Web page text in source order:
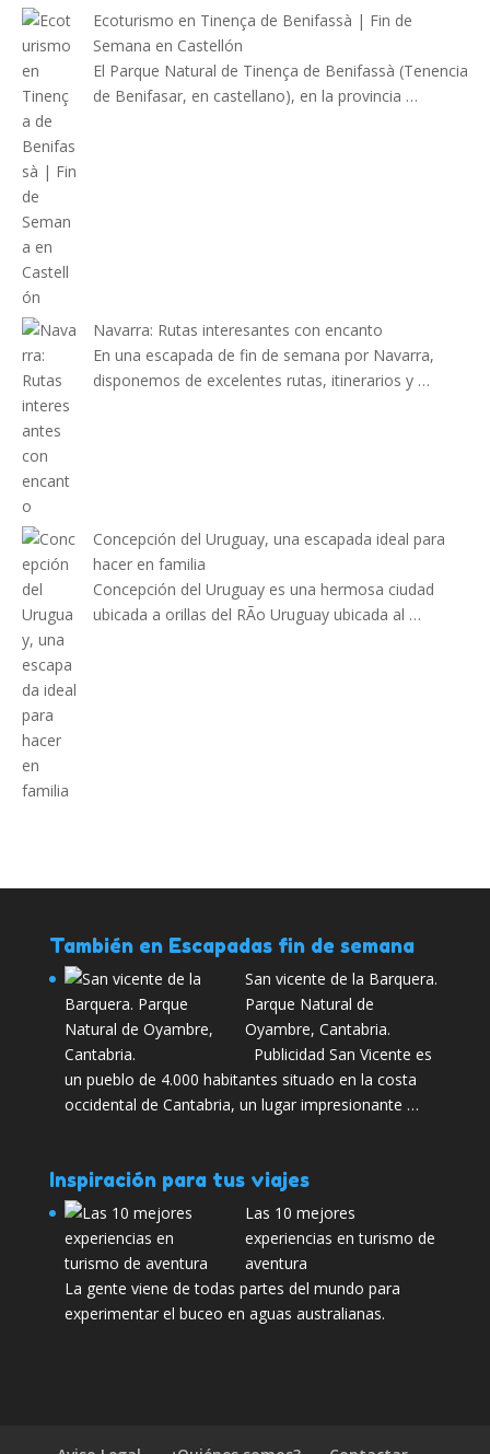
Ecoturismo en Tinença de Benifassà | Fin de
Semana en Castellón
El Parque Natural de Tinença de Benifassà (Tenencia
de Benifasar, en castellano), en la provincia …
Navarra: Rutas interesantes con encanto
En una escapada de fin de semana por Navarra,
disponemos de excelentes rutas, itinerarios y …
Concepción del Uruguay, una escapada ideal para
hacer en familia
Concepción del Uruguay es una hermosa ciudad
ubicada a orillas del RÃ­o Uruguay ubicada al …
También en Escapadas fin de semana
San vicente de la Barquera.
Parque Natural de
Oyambre, Cantabria.
Publicidad San Vicente es
un pueblo de 4.000 habitantes situado en la costa
occidental de Cantabria, un lugar impresionante …
Inspiración para tus viajes
Las 10 mejores
experiencias en turismo de
aventura
La gente viene de todas partes del mundo para
experimentar el buceo en aguas australianas.